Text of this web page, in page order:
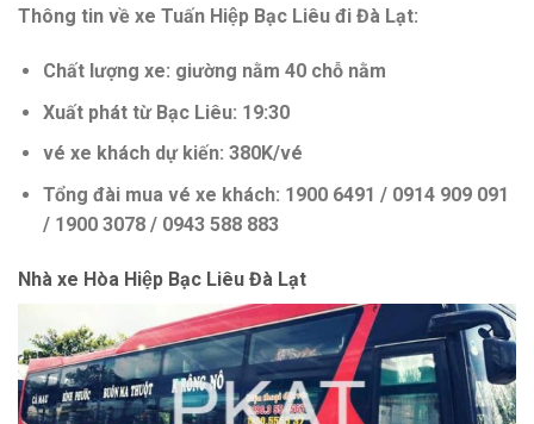
Thông tin về xe Tuấn Hiệp Bạc Liêu đi Đà Lạt:
Chất lượng xe: giường nằm 40 chỗ nằm
Xuất phát từ Bạc Liêu: 19:30
vé xe khách dự kiến: 380K/vé
Tổng đài mua vé xe khách: 1900 6491 / 0914 909 091
/ 1900 3078 / 0943 588 883
Nhà xe Hòa Hiệp Bạc Liêu Đà Lạt